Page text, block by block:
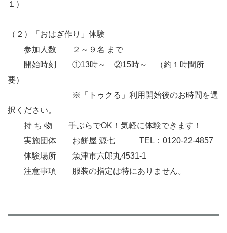
１）
（２）「おはぎ作り」体験
参加人数 ２～９名 まで
開始時刻 ①13時～ ②15時～ （約１時間所
要）
※「トゥクる」利用開始後のお時間を選
択ください。
持 ち 物 手ぶらでOK！気軽に体験できます！
実施団体 お餅屋 源七 TEL：0120-22-4857
体験場所 魚津市六郎丸4531-1
注意事項 服装の指定は特にありません。